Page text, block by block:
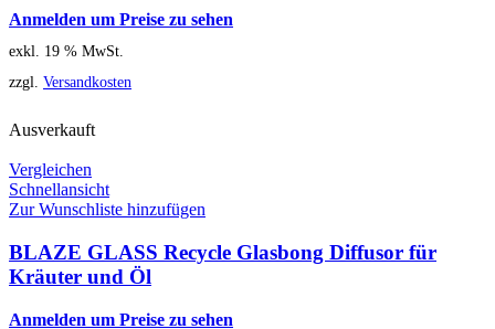
Anmelden um Preise zu sehen
exkl. 19 % MwSt.
zzgl. Versandkosten
Ausverkauft
Vergleichen
Schnellansicht
Zur Wunschliste hinzufügen
BLAZE GLASS Recycle Glasbong Diffusor für
Kräuter und Öl
Anmelden um Preise zu sehen